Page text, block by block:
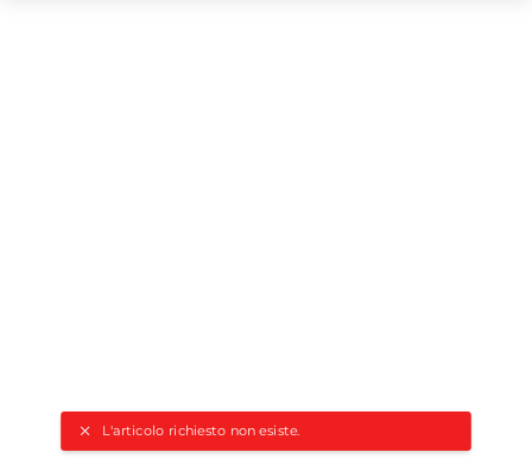
L'articolo richiesto non esiste.